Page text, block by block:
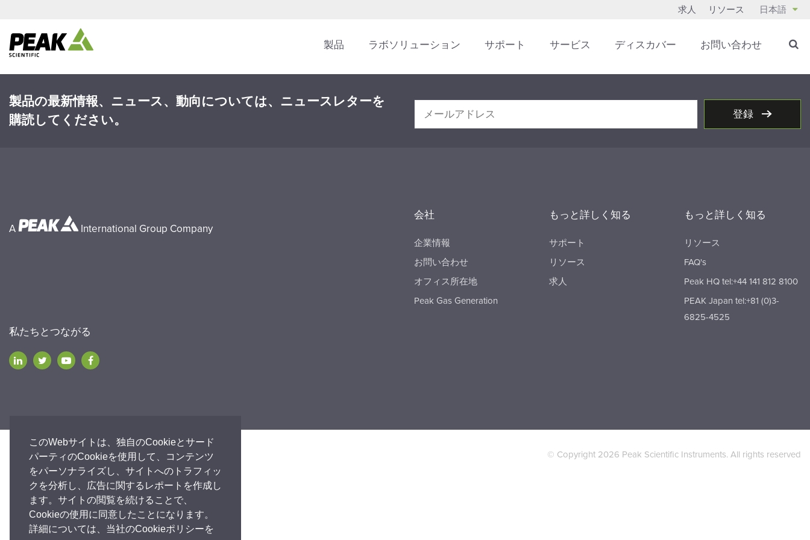
このWebサイトは、独自のCookieとサード
パーティのCookieを使用して、コンテンツ
をパーソナライズし、サイトへのトラフィッ
クを分析し、広告に関するレポートを作成し
ます。サイトの閲覧を続けることで、
Cookieの使用に同意したことになります。
詳細については、当社のCookieポリシーを
求人 リソース 日本語
製品 ラボソリューション サポート サービス ディスカバー お問い合わせ
製品の最新情報、ニュース、動向については、ニュースレターを
購読してください。
登録
A International Group Company
会社
企業情報
お問い合わせ
オフィス所在地
Peak Gas Generation
もっと詳しく知る
サポート
リソース
求人
もっと詳しく知る
リソース
FAQ's
Peak HQ tel:+44 141 812 8100
PEAK Japan tel:+81 (0)3-
6825-4525
私たちとつながる
アクセシビリティ 個人情報保護方針 法的 保証書 © Copyright 2026 Peak Scientific Instruments. All rights reserved